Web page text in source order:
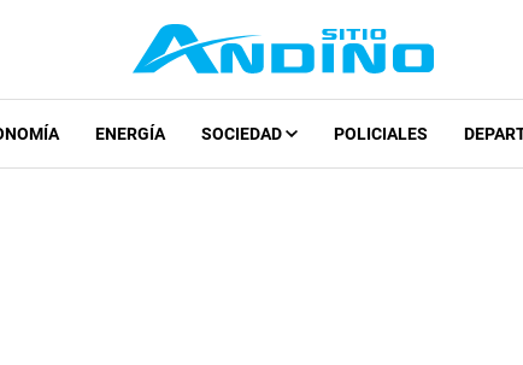
ENERGÍA SOCIEDAD POLICIALES